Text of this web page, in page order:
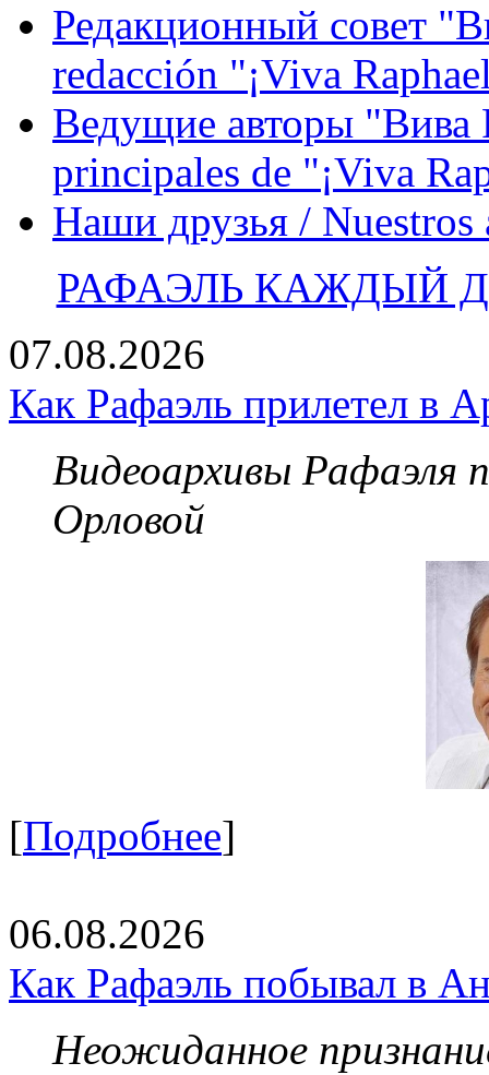
Редакционный совет
redacción "¡Viva
Ведущие авторы "Вива
principales de "¡Viva
Наши друзья / Nuestros
РАФАЭЛЬ КАЖДЫЙ
07.08.2026
Как Рафаэль прилетел в
Видеоархивы Рафаэля
Орловой
[Подробнее]
06.08.2026
Как Рафаэль побывал в
Неожиданное